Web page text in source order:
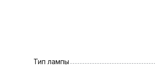
Тип лампы